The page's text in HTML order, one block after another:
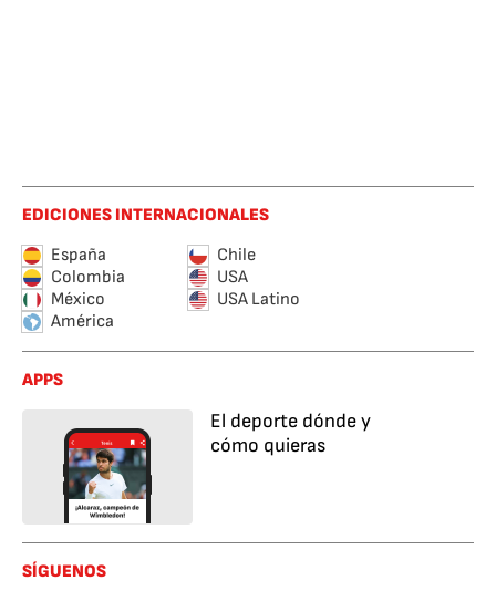
EDICIONES INTERNACIONALES
España
Chile
Colombia
USA
México
USA Latino
América
APPS
El deporte dónde y
cómo quieras
SÍGUENOS